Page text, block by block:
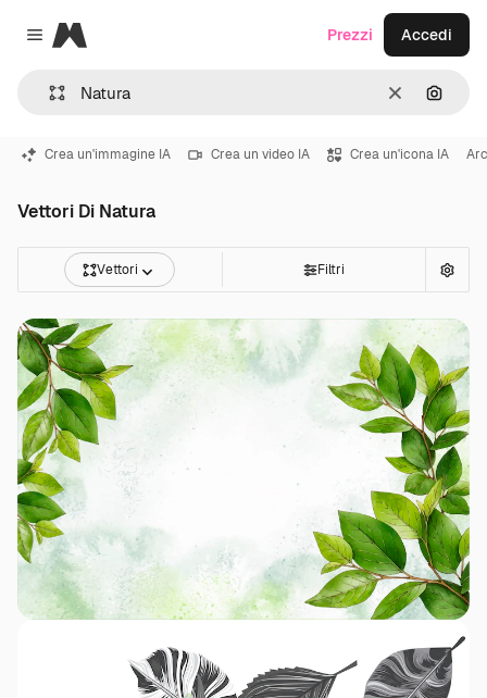
Close menu
Magnific
CancellaCerca
Prezzi Accedi
Crea un'immagine IA Crea un video IA Crea un'icona IA
Vettori Di Natura
Vettori Filtri